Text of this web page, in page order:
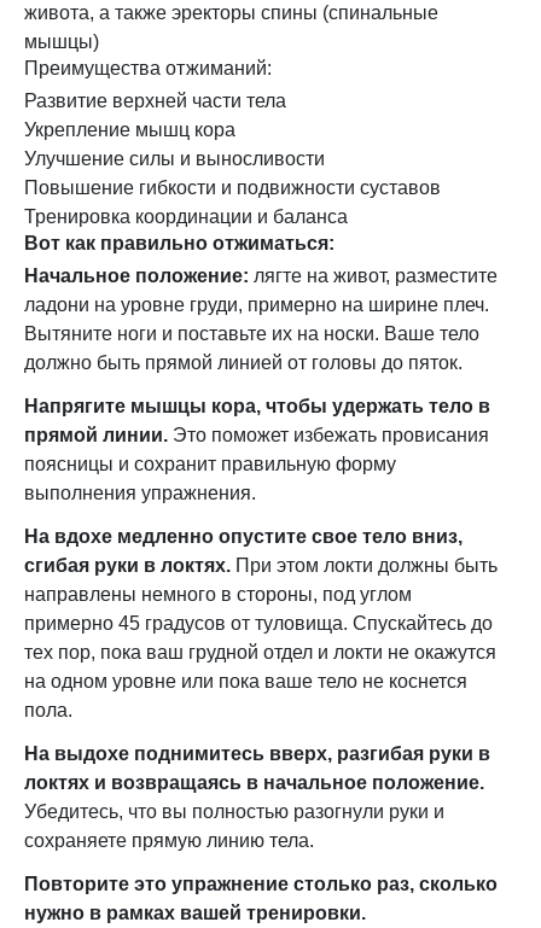
живота, а также эректоры спины (спинальные
мышцы)
Преимущества отжиманий:
Развитие верхней части тела
Укрепление мышц кора
Улучшение силы и выносливости
Повышение гибкости и подвижности суставов
Тренировка координации и баланса
Вот как правильно отжиматься:
Начальное положение: лягте на живот, разместите
ладони на уровне груди, примерно на ширине плеч.
Вытяните ноги и поставьте их на носки. Ваше тело
должно быть прямой линией от головы до пяток.
Напрягите мышцы кора, чтобы удержать тело в
прямой линии. Это поможет избежать провисания
поясницы и сохранит правильную форму
выполнения упражнения.
На вдохе медленно опустите свое тело вниз,
сгибая руки в локтях. При этом локти должны быть
направлены немного в стороны, под углом
примерно 45 градусов от туловища. Спускайтесь до
тех пор, пока ваш грудной отдел и локти не окажутся
на одном уровне или пока ваше тело не коснется
пола.
На выдохе поднимитесь вверх, разгибая руки в
локтях и возвращаясь в начальное положение.
Убедитесь, что вы полностью разогнули руки и
сохраняете прямую линию тела.
Повторите это упражнение столько раз, сколько
нужно в рамках вашей тренировки.